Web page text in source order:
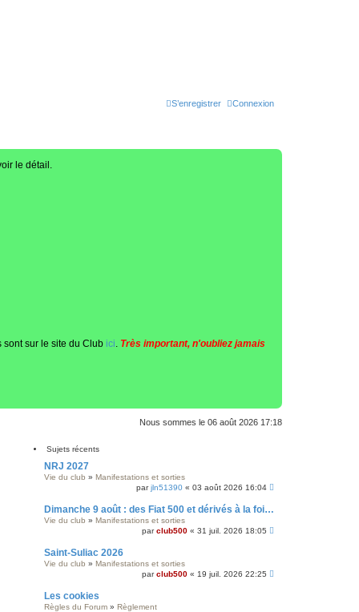
Connexion
S’enregistrer
le détail.
sur le site du Club ici Très important, n'oubliez jamais
Nous sommes le 06 août 2026 17:18
Sujets récents
NRJ 2027
Vie du club » Manifestations et sorties
parjln51390 « 03 août 2026 16:04
Dimanche 9 août : des Fiat 500 et dérivés à la foire au vin de Colmar
Vie du club » Manifestations et sorties
parclub500 « 31 juil. 2026 18:05
Saint-Suliac 2026
Vie du club » Manifestations et sorties
parclub500 « 19 juil. 2026 22:25
Les cookies
Règles du Forum » Règlement